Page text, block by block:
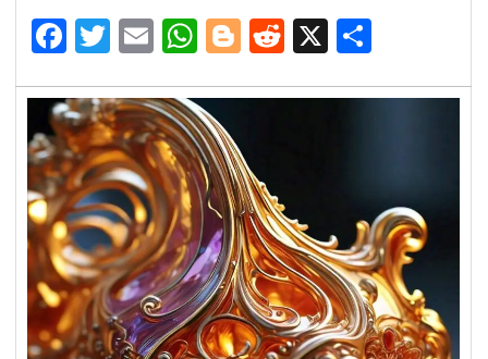
Facebook
Twitter
EmailWhatsApp
Blogger
Reddit
X